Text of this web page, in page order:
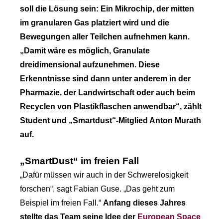
soll die Lösung sein: Ein Mikrochip, der mitten
im granularen Gas platziert wird und die
Bewegungen aller Teilchen aufnehmen kann.
„Damit wäre es möglich, Granulate
dreidimensional aufzunehmen. Diese
Erkenntnisse sind dann unter anderem in der
Pharmazie, der Landwirtschaft oder auch beim
Recyclen von Plastikflaschen anwendbar“, zählt
Student und „Smartdust“-Mitglied Anton Murath
auf.
„SmartDust“ im freien Fall
„Dafür müssen wir auch in der Schwerelosigkeit
forschen“, sagt Fabian Guse. „Das geht zum
Beispiel im freien Fall.“ Anfang dieses Jahres
stellte das Team seine Idee der European Space